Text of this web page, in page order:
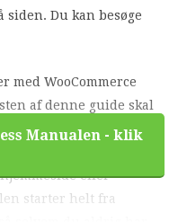
Du kan besøge
med WooCommerce
af denne guide skal
e-bog. WordPress
for begyndere, som
eller
starter helt fra
Manualen - klik